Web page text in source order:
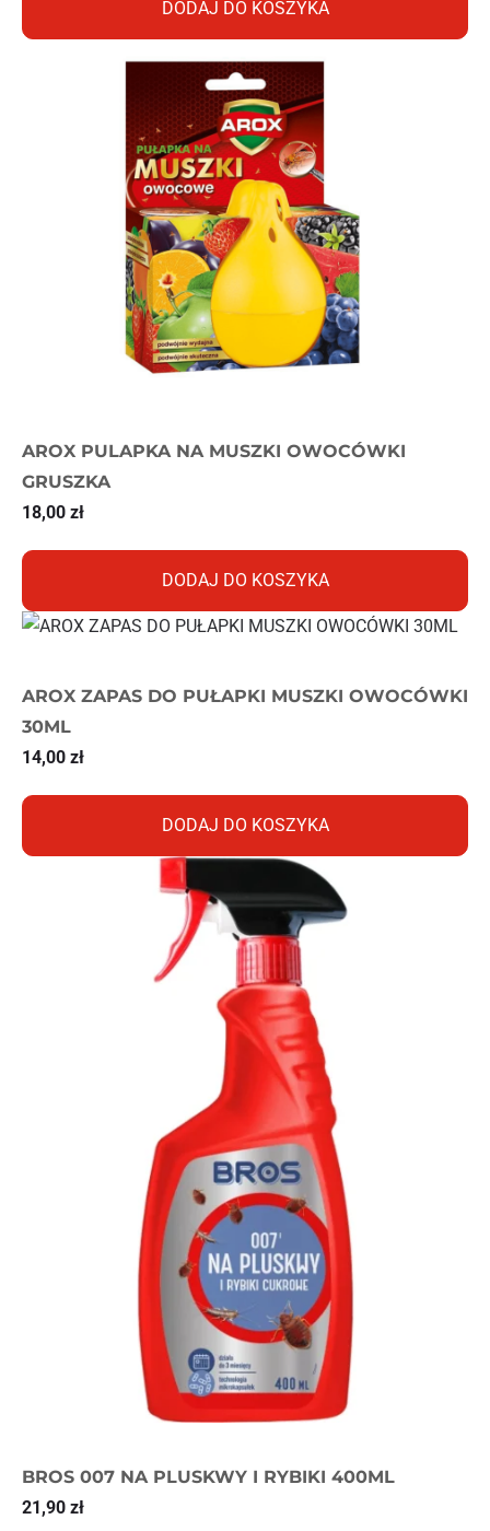
DODAJ DO KOSZYKA
AROX PULAPKA NA MUSZKI OWOCÓWKI
GRUSZKA
18,00 zł
DODAJ DO KOSZYKA
AROX ZAPAS DO PUŁAPKI MUSZKI OWOCÓWKI
30ML
14,00 zł
DODAJ DO KOSZYKA
BROS 007 NA PLUSKWY I RYBIKI 400ML
21,90 zł